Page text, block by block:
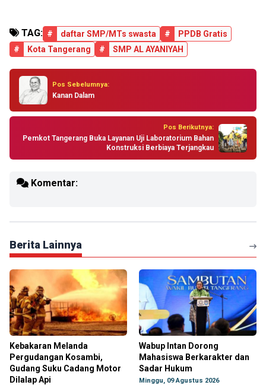
TAG: # daftar SMP/MTs swasta #
PPDB Gratis
#
Kota Tangerang # SMP AL AYANIYAH
Pos Sebelumnya:
Kanan Dalam
Pos Berikutnya:
Pemkot Tangerang Buka Layanan Uji Laboratorium Bahan
Konstruksi Berbiaya Terjangkau
Komentar:
Berita Lainnya
Kebakaran Melanda
Pergudangan Kosambi,
Gudang Suku Cadang Motor
Dilalap Api
Wabup Intan Dorong
Mahasiswa Berkarakter dan
Sadar Hukum
Minggu, 09 Agustus 2026